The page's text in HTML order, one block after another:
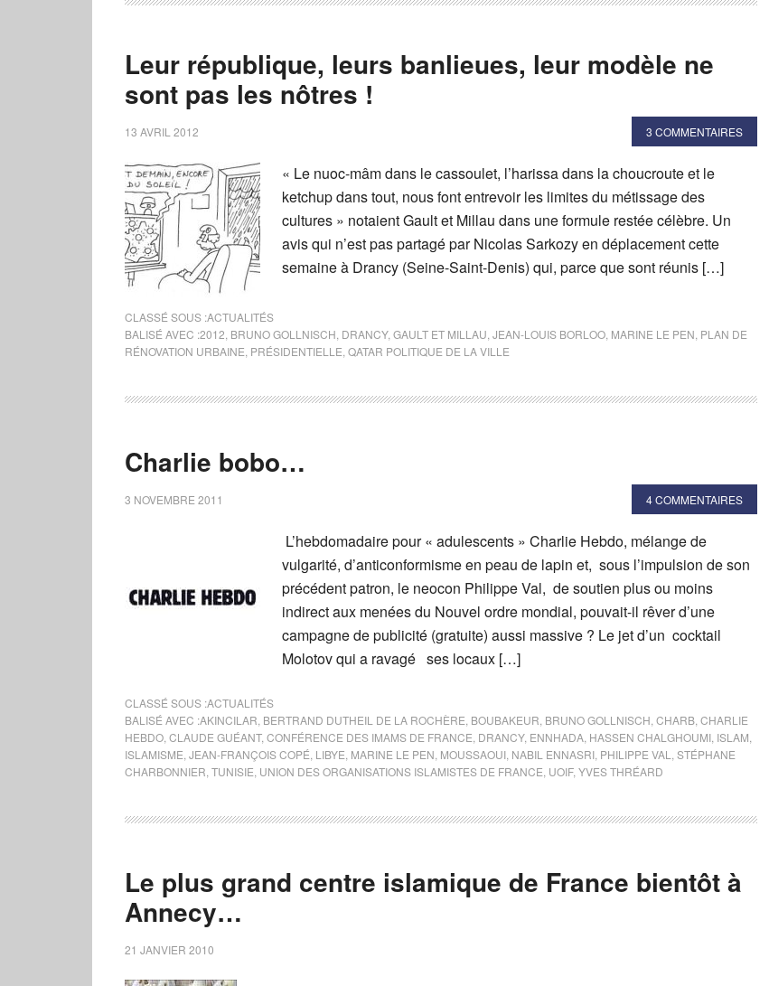
Leur république, leurs banlieues, leur modèle ne
sont pas les nôtres !
13 AVRIL 2012 3 COMMENTAIRES
« Le nuoc-mâm dans le cassoulet, l’harissa dans la choucroute et le
ketchup dans tout, nous font entrevoir les limites du métissage des
cultures » notaient Gault et Millau dans une formule restée célèbre. Un
avis qui n’est pas partagé par Nicolas Sarkozy en déplacement cette
semaine à Drancy (Seine-Saint-Denis) qui, parce que sont réunis […]
CLASSÉ SOUS :ACTUALITÉS
BALISÉ AVEC :2012 BRUNO GOLLNISCH DRANCY, GAULT ET MILLAU JEAN-LOUIS BORLOO MARINE LE PEN PLAN DE
RÉNOVATION URBAINE PRÉSIDENTIELLE QATAR POLITIQUE DE LA VILLE
Charlie bobo…
3 NOVEMBRE 2011 4 COMMENTAIRES
L’hebdomadaire pour « adulescents » Charlie Hebdo, mélange de
vulgarité, d’anticonformisme en peau de lapin et, sous l’impulsion de son
précédent patron, le neocon Philippe Val, de soutien plus ou moins
indirect aux menées du Nouvel ordre mondial, pouvait-il rêver d’une
campagne de publicité (gratuite) aussi massive ? Le jet d’un cocktail
Molotov qui a ravagé ses locaux […]
CLASSÉ SOUS :ACTUALITÉS
BALISÉ AVEC :AKINCILAR BERTRAND DUTHEIL DE LA ROCHÈRE BOUBAKEUR BRUNO GOLLNISCH CHARB CHARLIE
HEBDO CLAUDE GUÉANT, CONFÉRENCE DES IMAMS DE FRANCE DRANCY, ENNHADA HASSEN CHALGHOUMI ISLAM
ISLAMISME JEAN-FRANÇOIS COPÉ LIBYE MARINE LE PEN MOUSSAOUI NABIL ENNASRI PHILIPPE VAL
STÉPHANE
CHARBONNIER TUNISIE UNION DES ORGANISATIONS ISLAMISTES DE FRANCE UOIF, YVES THRÉARD
Le plus grand centre islamique de France bientôt à
Annecy…
21 JANVIER 2010